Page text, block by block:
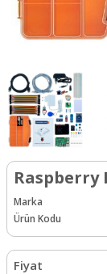
Raspberry
Marka
Ürün Kodu
Fiyat